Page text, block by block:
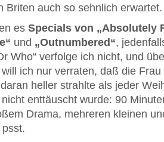
Briten auch so sehnlich erwartet.
es Specials von „Absolutely
und „Outnumbered“,
Who“ verfolge ich nicht, und
ich nur verraten, daß die
heller strahlte als jeder
enttäuscht wurde: 90
Drama, mehreren kleinen